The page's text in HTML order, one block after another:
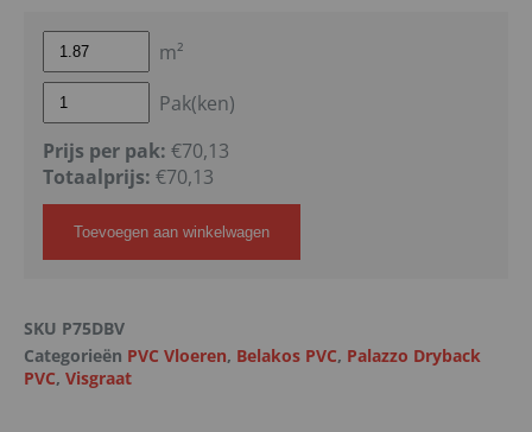
m²
Pak(ken)
Prijs per pak: €70,13
Totaalprijs: €70,13
Toevoegen aan winkelwagen
SKU P75DBV
Categorieën PVC Vloeren, Belakos PVC, Palazzo Dryback
PVC, Visgraat